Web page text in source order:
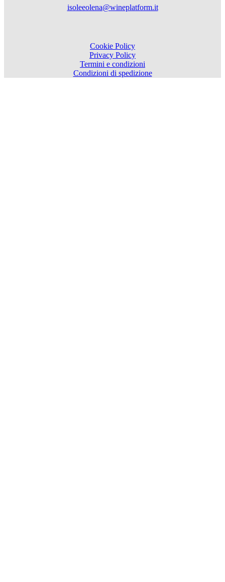
isoleeolena@wineplatform.it
Cookie Policy
Privacy Policy
Termini e condizioni
Condizioni di spedizione